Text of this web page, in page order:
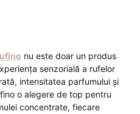
nu este doar un produs
senzorială a rufelor
intensitatea parfumului și
o alegere de top pentru
concentrate, fiecare